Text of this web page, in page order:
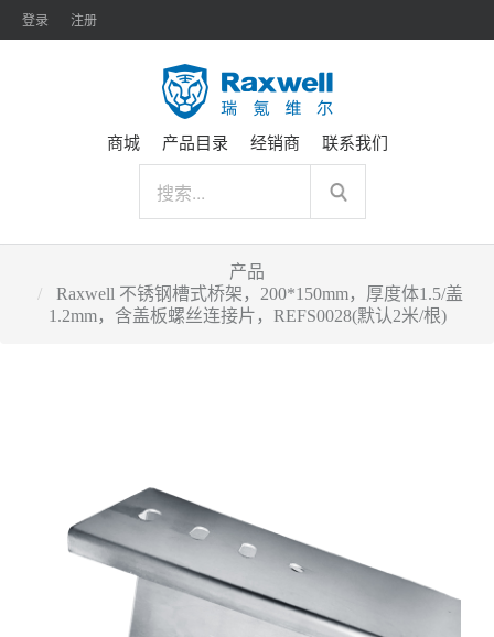
登录 注册
商城 产品目录 经销商 联系我们
产品
Raxwell 不锈钢槽式桥架，200*150mm，厚度体1.5/盖
1.2mm，含盖板螺丝连接片，REFS0028(默认2米/根)